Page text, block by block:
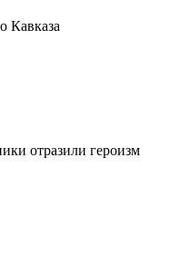
Кавказа
отразили героизм